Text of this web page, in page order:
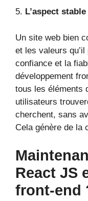
5. L’aspect
Un site web bien
et les valeurs
confiance et la
développement
tous les éléments
utilisateurs
cherchent, sans
Cela génère de la
React JS
front-end